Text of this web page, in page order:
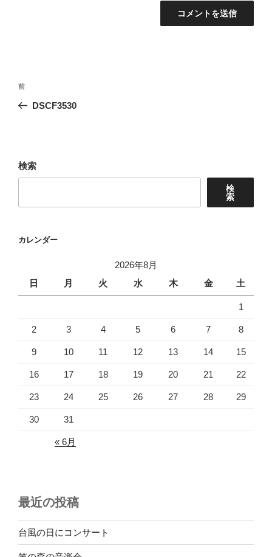
投
ナ
ー
シ
前
の
前
DSCF3530
検索
検
索
カレンダー
2026年8月
日
月 火 水 木 金 土
1
2 3 4 5 6 7 8
9 10 11 12 13 14 15
16 17 18 19 20 21 22
23 24 25 26 27 28 29
30 31
« 6月
最近の投稿
台風の日にコンサート